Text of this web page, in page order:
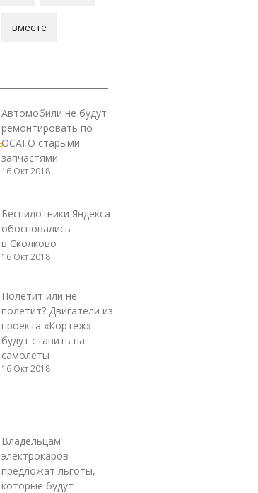
вместе
Автомобили не будут
ремонтировать по
ОСАГО старыми
запчастями
16 Окт 2018
Беспилотники Яндекса
обосновались
в Сколково
16 Окт 2018
Полетит или не
полетит? Двигатели из
проекта «Кортеж»
будут ставить на
самолёты
16 Окт 2018
Владельцам
электрокаров
предложат льготы,
которые будут